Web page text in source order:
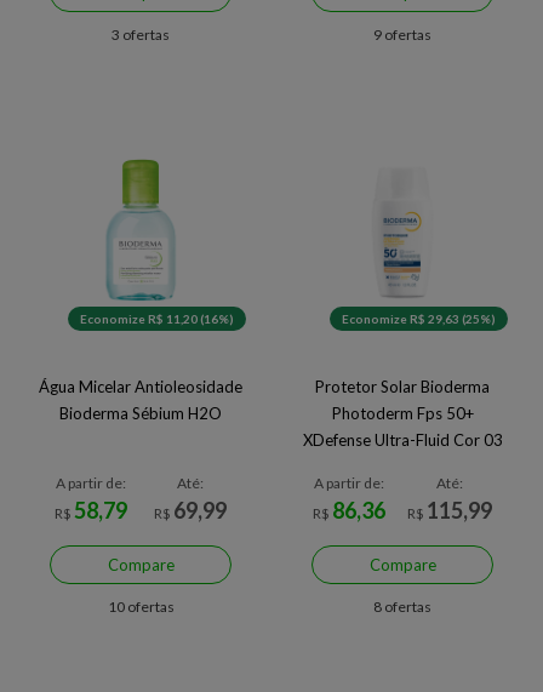
3 ofertas 9 ofertas
Economize R$ 11,20 (16%)
Água Micelar Antioleosidade
Bioderma Sébium H2O
A partir de:
R$58,79
Até:
R$ 69,99
Compare
10 ofertas
Economize R$ 29,63 (25%)
Protetor Solar Bioderma
Photoderm Fps 50+
XDefense Ultra-Fluid Cor 03
A partir de:
R$ 86,36
Até:
R$ 115,99
Compare
8 ofertas